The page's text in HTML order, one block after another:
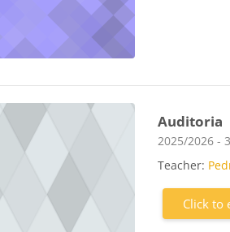
Auditoria
Course
2025/2026 -
Teacher:
Click to